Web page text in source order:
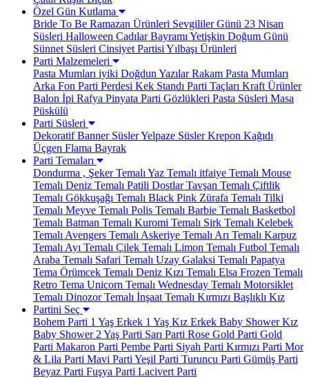
Özel Gün Kutlama
Bride To Be Ramazan Ürünleri Sevgililer Günü 23 Nisan
Süsleri Halloween Cadılar Bayramı Yetişkin Doğum Günü
Sünnet Süsleri Cinsiyet Partisi Yılbaşı Ürünleri
Parti Malzemeleri
Pasta Mumları iyiki Doğdun YazılarRakam Pasta Mumları
Arka Fon Parti Perdesi Kek Standı Parti Taçları Kraft Ürünler
Balon İpi Rafya Pinyata Parti Gözlükleri Pasta Süsleri Masa
Püskülü
Parti Süsleri
Dekoratif Banner SüslerYelpaze SüslerKrepon Kağıdı
Üçgen Flama Bayrak
Parti Temaları
Dondurma , Şeker Temalı Yaz Temalı itfaiye Temalı Mouse
Temalı Deniz Temalı Patili DostlarTavşan Temalı Çiftlik
Temalı Gökkuşağı Temalı Black Pink Zürafa Temalı Tilki
Temalı Meyve Temalı Polis Temalı Barbie Temalı Basketbol
Temalı Batman Temalı Kuromi Temalı Sirk Temalı Kelebek
Temalı Avengers Temalı Askeriye Temalı Arı Temalı Karpuz
Temalı Ayı Temalı Çilek Temalı Limon Temalı Futbol Temalı
Araba Temalı Safari Temalı Uzay Galaksi Temalı Papatya
Tema Örümcek Temalı Deniz Kızı Temalı Elsa Frozen Temalı
Retro Tema Unicorn Temalı Wednesday Temalı Motorsiklet
Temalı Dinozor Temalı İnşaat Temalı Kırmızı Başlıklı Kız
Partini Seç
Bohem Parti 1 Yaş Erkek 1 Yaş Kız Erkek Baby ShowerKız
Baby Shower2 Yaş Parti Sarı Parti Rose Gold Parti Gold
Parti Makaron Parti Pembe Parti Siyah Parti Kırmızı Parti Mor
& Lila Parti Mavi Parti Yeşil Parti Turuncu Parti Gümüş Parti
Beyaz Parti Fuşya Parti Lacivert Parti